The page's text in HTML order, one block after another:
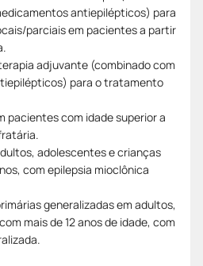
antiepilépticos) para
parciais em pacientes a partir
adjuvante (combinado com
para o tratamento
pacientes com idade superior a
adolescentes e crianças
com epilepsia mioclônica
generalizadas em adultos,
mais de 12 anos de idade, com